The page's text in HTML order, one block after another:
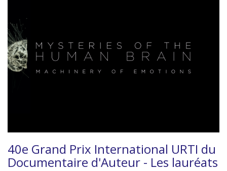
40e Grand Prix International URTI du
Documentaire d'Auteur - Les lauréats